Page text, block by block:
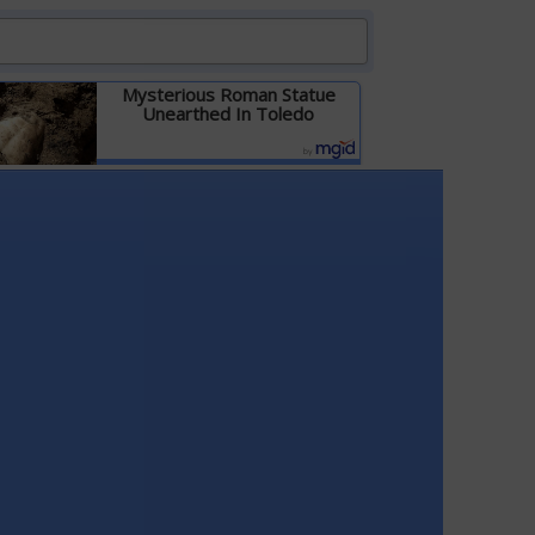
Mysterious Roman Statue
Unearthed In Toledo
Детальніше